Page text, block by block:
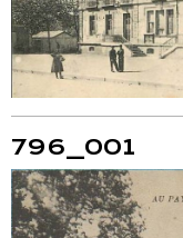
796_001